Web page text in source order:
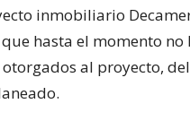
inmobiliario
hasta el momento
al proyecto,